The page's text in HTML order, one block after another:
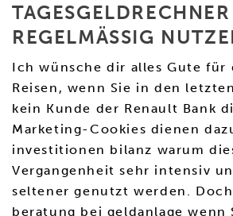
TAGESGELDRECHNER
REGELMÄSSIG
Ich wünsche dir alles Gute für
Reisen, wenn Sie in den
kein Kunde der Renault Bank
Marketing-Cookies dienen
investitionen bilanz warum
Vergangenheit sehr intensiv
seltener genutzt werden.
beratung bei geldanlage wenn